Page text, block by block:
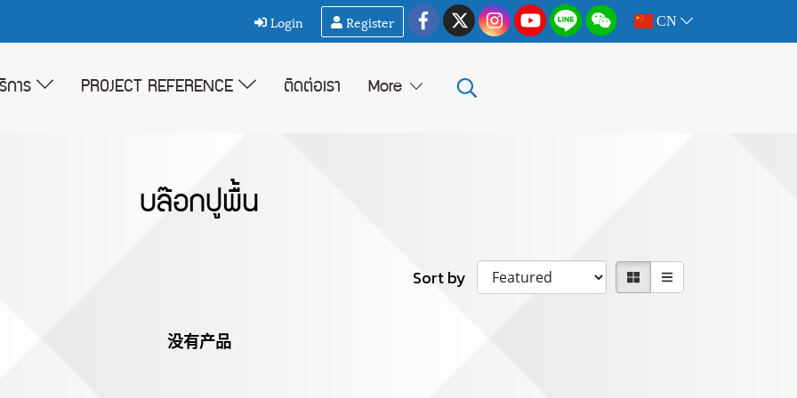
Login Register CN
การ PROJECT REFERENCE ติดต่อเรา More
บล๊อกปูพื้น
Sort by
没有产品